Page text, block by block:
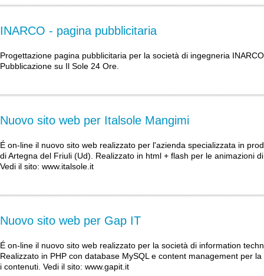
INARCO - pagina pubblicitaria
Progettazione pagina pubblicitaria per la società di ingegneria
Pubblicazione su Il Sole 24 Ore.
Nuovo sito web per Italsole Mangimi
É on-line il nuovo sito web realizzato per l'azienda specializzata in
di Artegna del Friuli (Ud). Realizzato in html + flash per le animazioni
Vedi il sito: www.italsole.it
Nuovo sito web per Gap IT
É on-line il nuovo sito web realizzato per la società di information
Realizzato in PHP con database MySQL e content management per
i contenuti. Vedi il sito: www.gapit.it